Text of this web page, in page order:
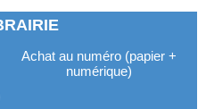
Achat au numéro (papier +
numérique)